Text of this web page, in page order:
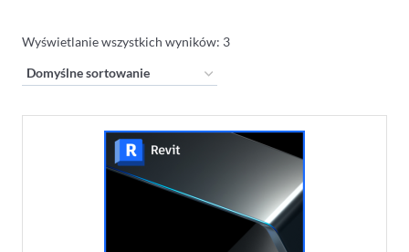
Wyświetlanie wszystkich wyników: 3